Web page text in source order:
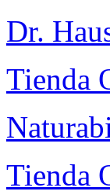
Dr.
Tienda
Tienda